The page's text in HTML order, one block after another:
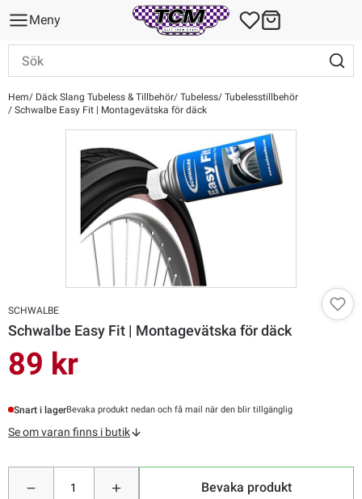
Meny
Hem Däck Slang Tubeless & Tillbehör Tubeless Tubelesstillbehör
Schwalbe Easy Fit | Montagevätska för däck
SCHWALBE
Schwalbe Easy Fit | Montagevätska för däck
89 kr
Snart i lagerBevaka produkt nedan och få mail när den blir tillgänglig
Se om varan finns i butik
Bevaka produkt